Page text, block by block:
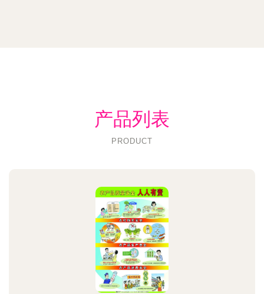
产品列表
PRODUCT